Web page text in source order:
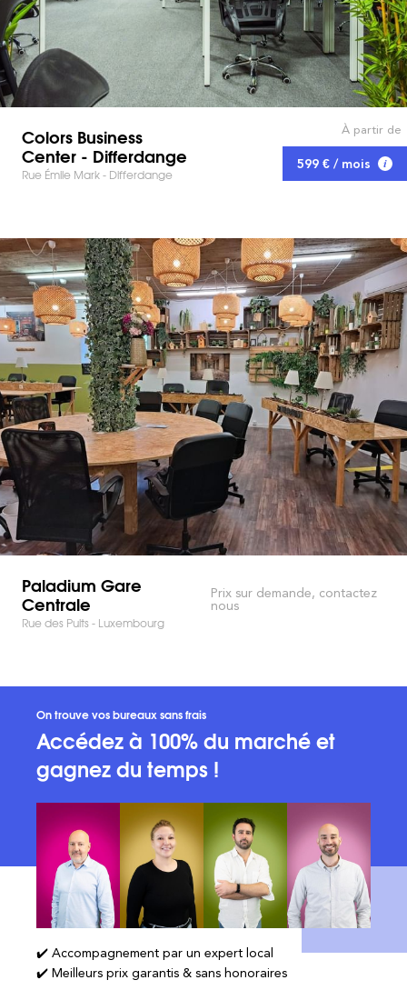
Colors Business
Center - Differdange
Rue Émile Mark - Differdange
À partir de
599 € / mois
Paladium Gare
Centrale
Rue des Puits - Luxembourg
Prix sur demande, contactez
nous
On trouve vos bureaux sans frais
Accédez à 100% du marché et
gagnez du temps !
✔️ Accompagnement par un expert local
✔️ Meilleurs prix garantis & sans honoraires